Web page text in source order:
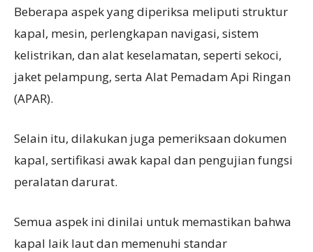
Beberapa aspek yang diperiksa meliputi struktur
kapal, mesin, perlengkapan navigasi, sistem
kelistrikan, dan alat keselamatan, seperti sekoci,
jaket pelampung, serta Alat Pemadam Api Ringan
(APAR).
Selain itu, dilakukan juga pemeriksaan dokumen
kapal, sertifikasi awak kapal dan pengujian fungsi
peralatan darurat.
Semua aspek ini dinilai untuk memastikan bahwa
kapal laik laut dan memenuhi standar